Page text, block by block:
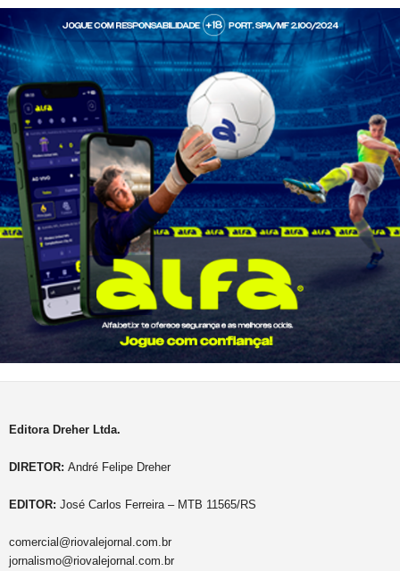
Editora Dreher Ltda.
DIRETOR: André Felipe Dreher
EDITOR: José Carlos Ferreira – MTB 11565/RS
comercial@riovalejornal.com.br
jornalismo@riovalejornal.com.br